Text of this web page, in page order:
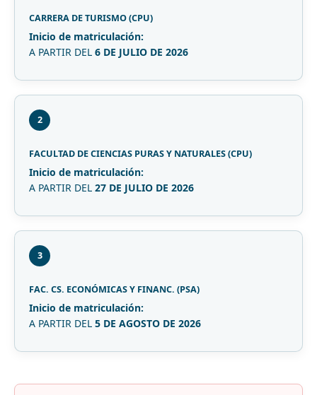
CARRERA DE TURISMO (CPU)
Inicio de matriculación:
A PARTIR DEL 6 DE JULIO DE 2026
2
FACULTAD DE CIENCIAS PURAS Y NATURALES (CPU)
Inicio de matriculación:
A PARTIR DEL 27 DE JULIO DE 2026
3
FAC. CS. ECONÓMICAS Y FINANC. (PSA)
Inicio de matriculación:
A PARTIR DEL 5 DE AGOSTO DE 2026